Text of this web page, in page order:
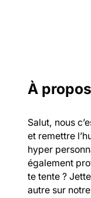
À
Salut, nous
et remettre
hyper
également
te tente ?
autre sur